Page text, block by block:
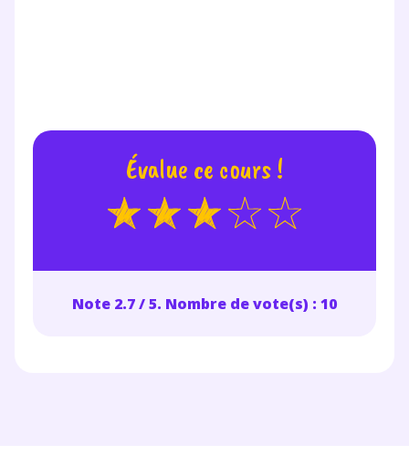
Évalue ce cours !
Note 2.7 / 5. Nombre de vote(s) : 10